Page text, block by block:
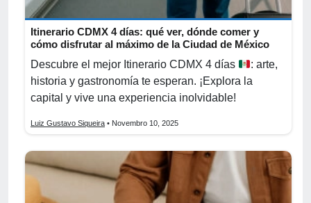
Itinerario CDMX 4 días: qué ver, dónde comer y
cómo disfrutar al máximo de la Ciudad de México
Descubre el mejor Itinerario CDMX 4 días
: arte,
historia y gastronomía te esperan. ¡Explora la
capital y vive una experiencia inolvidable!
Luiz Gustavo Siqueira • Novembro 10, 2025